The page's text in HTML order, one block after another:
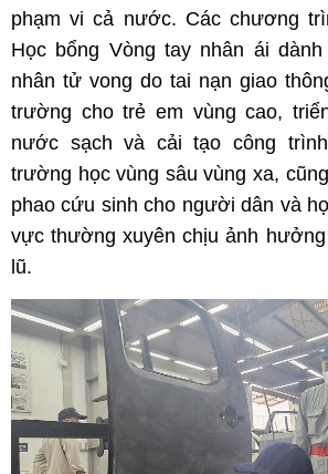
phạm vi cả nước. Các chương
Học bổng Vòng tay nhân ái
nhân tử vong do tai nạn giao
trường cho trẻ em vùng cao,
nước sạch và cải tạo công
trường học vùng sâu vùng xa,
phao cứu sinh cho người dân và
vực thường xuyên chịu ảnh
lũ.